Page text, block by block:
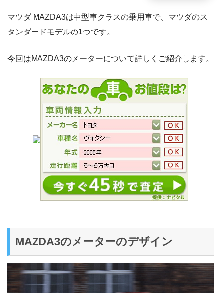
マツダ MAZDA3は中型車クラスの乗用車で、マツダのス
タンダードモデルの1つです。
今回はMAZDA3のメーターについて詳しくご紹介します。
MAZDA3のメーターのデザイン